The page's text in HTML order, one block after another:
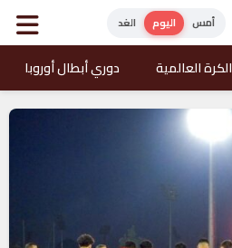
أمس اليوم الغد
الكرة العالمية دوري أبطال أوروبا